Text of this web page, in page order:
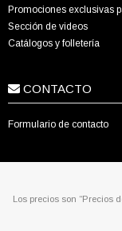
Promociones exclusivas
Sección de videos
Catálogos y folletería
CONTACTO
Formulario de contacto
Los precios son